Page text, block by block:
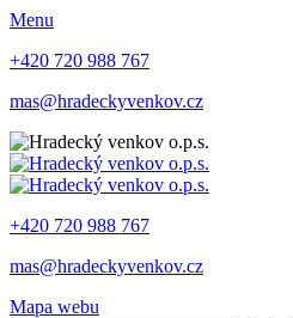
Menu
+420 720 988 767
mas@hradeckyvenkov.cz
+420 720 988 767
mas@hradeckyvenkov.cz
Mapa webu